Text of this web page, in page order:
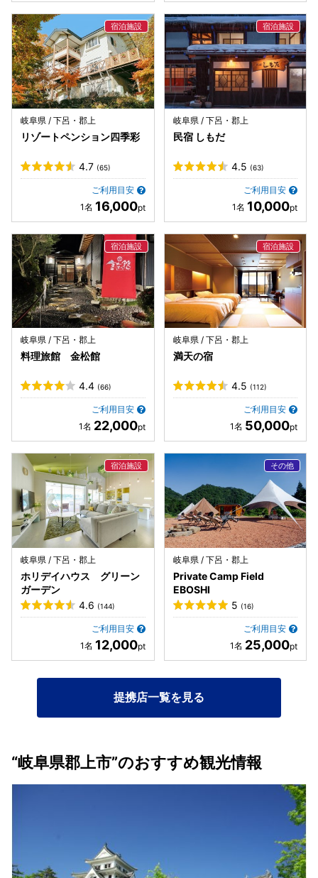
岐阜県 / 下呂・郡上
リゾートペンション四季彩
4.7 (65)
ご利用目安
16,000
岐阜県 / 下呂・郡上
民宿 しもだ
4.5 (63)
ご利用目安
10,000
岐阜県 / 下呂・郡上
料理旅館 金松館
4.4 (66)
ご利用目安
22,000
岐阜県 / 下呂・郡上
満天の宿
4.5 (112)
ご利用目安
50,000
岐阜県 / 下呂・郡上
ホリデイハウス グリーン
ガーデン
4.6 (144)
ご利用目安
12,000
岐阜県 / 下呂・郡上
Private Camp Field
EBOSHI
5 (16)
ご利用目安
25,000
提携店一覧を見る
“岐阜県郡上市”のおすすめ観光情報